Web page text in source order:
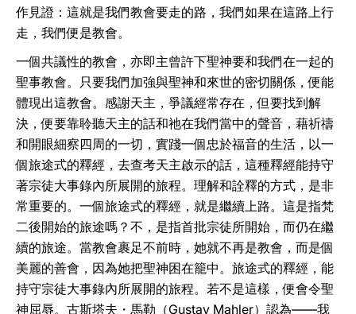
作見證：這就是我們教會要走的路，我們如果在這路上行
走，我們便是教會。
一個共議性的教會，亦即主曾許下聖神要和我們在一起的
聖事教會。只要我們加強與聖神和來世的密切關係，便能
體現出這教會。感謝天主，爭議經常存在，但要找到解
決，便要靠聆聽天主的話和祂在我們當中的聲音，藉祈禱
和開眼細察四周的一切，實踐一個忠於福音的生活，以一
個旅途式的釋經，去查考天主啟示的話，這種釋經能持守
著宗徒大事錄內所展開的旅程。理解和詮釋的方式，是非
常重要的。一個旅途式的釋經，就是繼續上路。這是指梵
二後開始的旅途嗎？不，是指首批宗徒所開始，而仍在繼
續的旅途。當教會裹足不前時，她就不再是教會，而是個
美麗的善會，因為她把聖神困在籠中。旅途式的釋經，能
持守宗徒大事錄內所展開的旅程。若不是這樣，便會令聖
神屈辱。古斯塔夫・馬勒（Gustav Mahler）認為——我